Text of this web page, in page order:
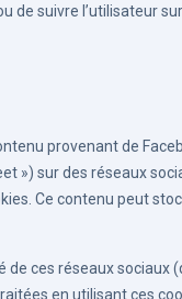
de suivre l’utilisateur
provenant de
») sur des réseaux
Ce contenu peut
ces réseaux
en utilisant ces